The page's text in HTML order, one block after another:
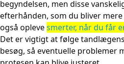
begyndelsen, men disse
efterhånden, som du bliver
også oplevesmerter, når du får
Det er vigtigt at følge
besøg, så eventuelle problemer